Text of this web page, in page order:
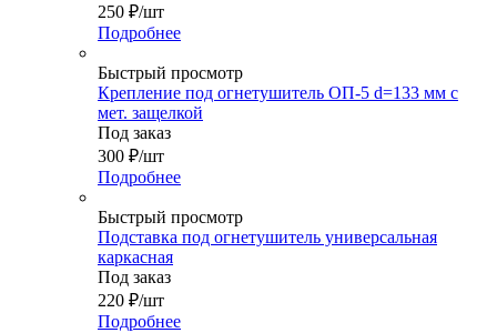
250 ₽/шт
Подробнее
Быстрый просмотр
Крепление под огнетушитель ОП-5 d=133 мм с
мет. защелкой
Под заказ
300 ₽/шт
Подробнее
Быстрый просмотр
Подставка под огнетушитель универсальная
каркасная
Под заказ
220 ₽/шт
Подробнее